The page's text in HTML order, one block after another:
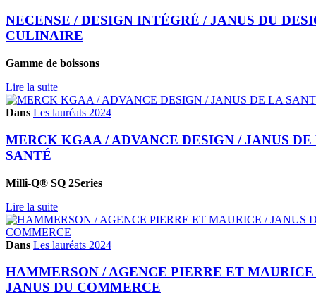
NECENSE / DESIGN INTÉGRÉ / JANUS DU
CULINAIRE
Gamme de boissons
Lire la suite
Dans Les lauréats 2024
MERCK KGAA / ADVANCE DESIGN / JANUS
SANTÉ
Milli-Q® SQ 2Series
Lire la suite
Dans Les lauréats 2024
HAMMERSON / AGENCE PIERRE ET MAURICE
JANUS DU COMMERCE